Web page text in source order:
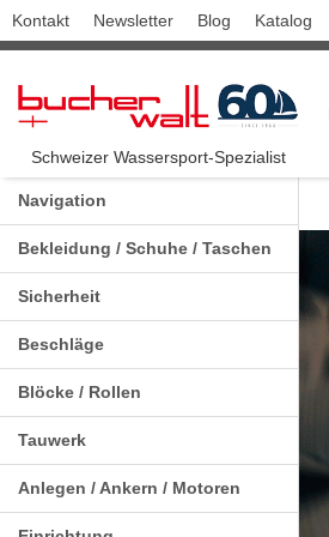
Kontakt Newsletter Blog Katalog
Schweizer Wassersport-Spezialist
Navigation
Bekleidung / Schuhe / Taschen
Sicherheit
Beschläge
Blöcke / Rollen
Tauwerk
Anlegen / Ankern / Motoren